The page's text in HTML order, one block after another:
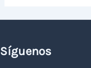
Síguenos